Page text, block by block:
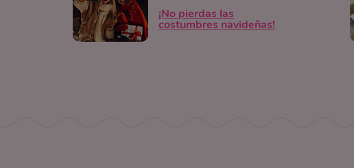
¡No pierdas las
costumbres navideñas!